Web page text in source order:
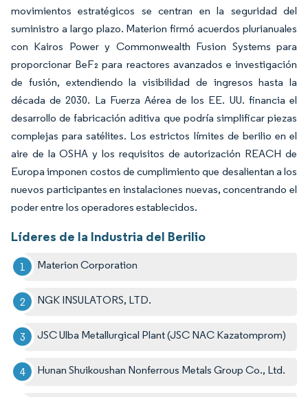
movimientos estratégicos se centran en la seguridad del
suministro a largo plazo. Materion firmó acuerdos plurianuales
con Kairos Power y Commonwealth Fusion Systems para
proporcionar BeF₂ para reactores avanzados e investigación
de fusión, extendiendo la visibilidad de ingresos hasta la
década de 2030. La Fuerza Aérea de los EE. UU. financia el
desarrollo de fabricación aditiva que podría simplificar piezas
complejas para satélites. Los estrictos límites de berilio en el
aire de la OSHA y los requisitos de autorización REACH de
Europa imponen costos de cumplimiento que desalientan a los
nuevos participantes en instalaciones nuevas, concentrando el
poder entre los operadores establecidos.
Líderes de la Industria del Berilio
Materion Corporation
NGK INSULATORS, LTD.
JSC Ulba Metallurgical Plant (JSC NAC Kazatomprom)
Hunan Shuikoushan Nonferrous Metals Group Co., Ltd.